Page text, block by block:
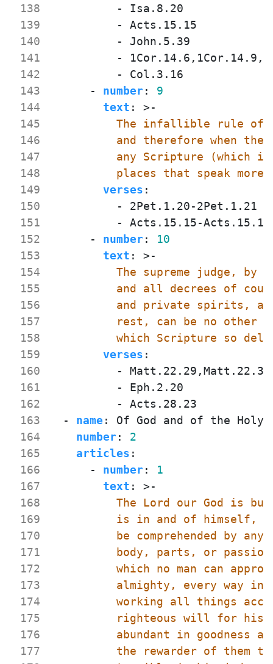
138
139
140
141
142
143
144
145
146
147
148
149
150
151
152
153
154
155
156
157
158
159
160
161
162
163
164
165
166
167
168
169
170
171
172
173
174
175
176
177
- Isa.8.20
- Acts.15.15
- John.5.39
-
- Col.3.16
- number:
9
text : >-
places that speak more
verses :
- 2Pet.1.20-2Pet.1.21
- Acts.15.15-Acts.15.16
- number:
10
text : >-
which Scripture so
verses :
-
- Eph.2.20
- Acts.28.23
- name :
Of God and of the
number:
2
articles :
- number:
1
text : >-